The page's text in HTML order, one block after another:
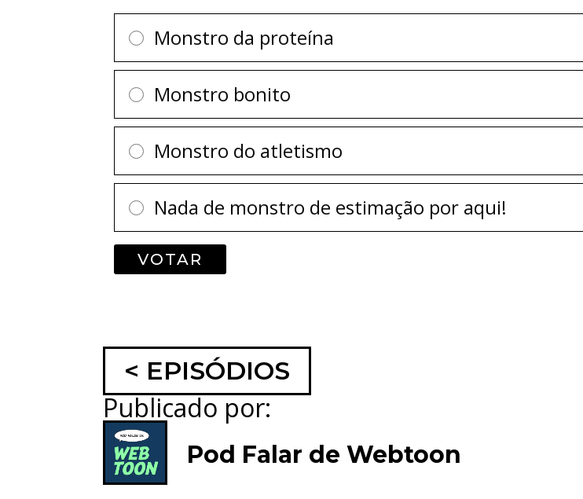
Monstro da proteína
Monstro bonito
Monstro do atletismo
Nada de monstro de estimação por aqui!
< EPISÓDIOS
Publicado por:
Pod Falar de Webtoon